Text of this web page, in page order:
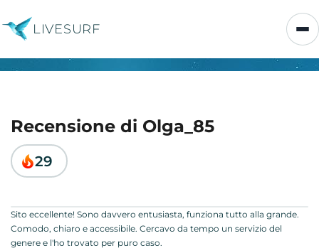
LIVESURF
Recensione di Olga_85
29
Sito eccellente! Sono davvero entusiasta, funziona tutto alla grande.
Comodo, chiaro e accessibile. Cercavo da tempo un servizio del
genere e l'ho trovato per puro caso.